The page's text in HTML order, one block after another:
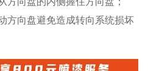
方向盘避免造成转向系统损坏